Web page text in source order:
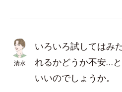
清水
いろいろ試してはみ
れるかどうか不安…
いいのでしょうか。